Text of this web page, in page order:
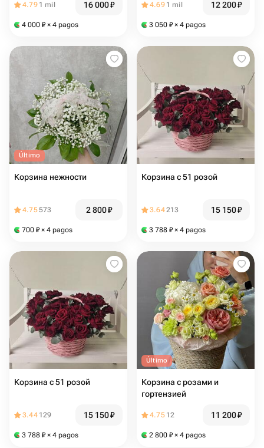
4.79 1 mil 16 000₽
4 000 ₽ × 4 pagos
4.69 1 mil 12 200₽
3 050 ₽ × 4 pagos
Último
Корзина нежности
4.75573 2 800₽
700 ₽ × 4 pagos
Корзина с 51 розой
3.64213 15 150₽
3 788 ₽ × 4 pagos
Корзина с 51 розой
3.44 129 15 150₽
3 788 ₽ × 4 pagos
Último
Корзина с розами и
гортензией
4.75 12 11 200₽
2 800 ₽ × 4 pagos